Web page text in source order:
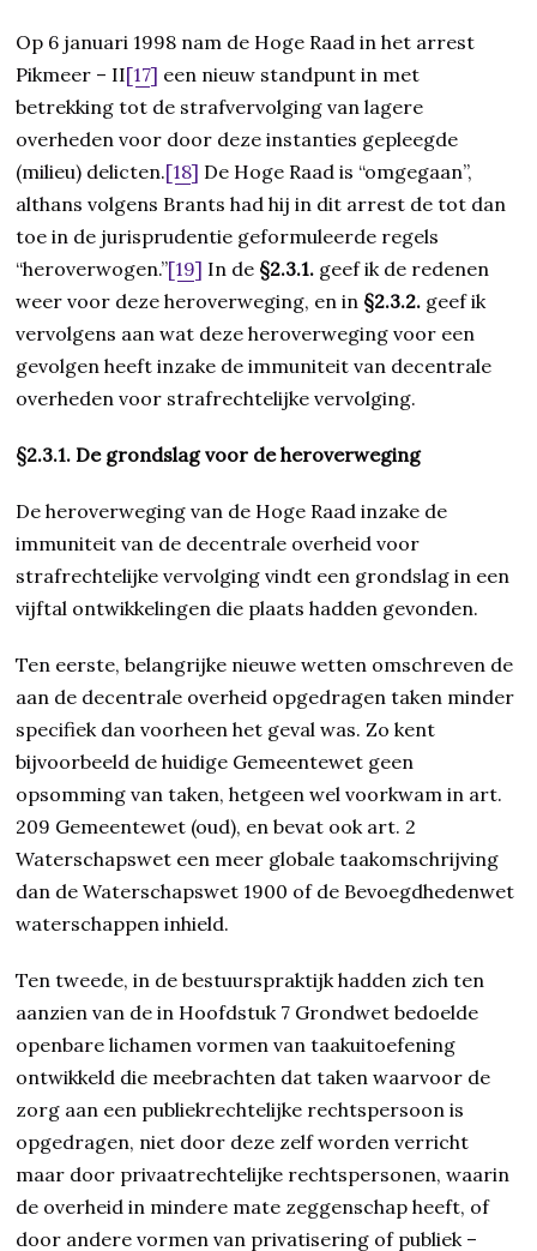
Op 6 januari 1998 nam de Hoge Raad in het arrest
Pikmeer – II[17] een nieuw standpunt in met
betrekking tot de strafvervolging van lagere
overheden voor door deze instanties gepleegde
(milieu) delicten.[18] De Hoge Raad is “omgegaan”,
althans volgens Brants had hij in dit arrest de tot dan
toe in de jurisprudentie geformuleerde regels
“heroverwogen.”[19] In de §2.3.1. geef ik de redenen
weer voor deze heroverweging, en in §2.3.2. geef ik
vervolgens aan wat deze heroverweging voor een
gevolgen heeft inzake de immuniteit van decentrale
overheden voor strafrechtelijke vervolging.
§2.3.1. De grondslag voor de heroverweging
De heroverweging van de Hoge Raad inzake de
immuniteit van de decentrale overheid voor
strafrechtelijke vervolging vindt een grondslag in een
vijftal ontwikkelingen die plaats hadden gevonden.
Ten eerste, belangrijke nieuwe wetten omschreven de
aan de decentrale overheid opgedragen taken minder
specifiek dan voorheen het geval was. Zo kent
bijvoorbeeld de huidige Gemeentewet geen
opsomming van taken, hetgeen wel voorkwam in art.
209 Gemeentewet (oud), en bevat ook art. 2
Waterschapswet een meer globale taakomschrijving
dan de Waterschapswet 1900 of de Bevoegdhedenwet
waterschappen inhield.
Ten tweede, in de bestuurspraktijk hadden zich ten
aanzien van de in Hoofdstuk 7 Grondwet bedoelde
openbare lichamen vormen van taakuitoefening
ontwikkeld die meebrachten dat taken waarvoor de
zorg aan een publiekrechtelijke rechtspersoon is
opgedragen, niet door deze zelf worden verricht
maar door privaatrechtelijke rechtspersonen, waarin
de overheid in mindere mate zeggenschap heeft, of
door andere vormen van privatisering of publiek –